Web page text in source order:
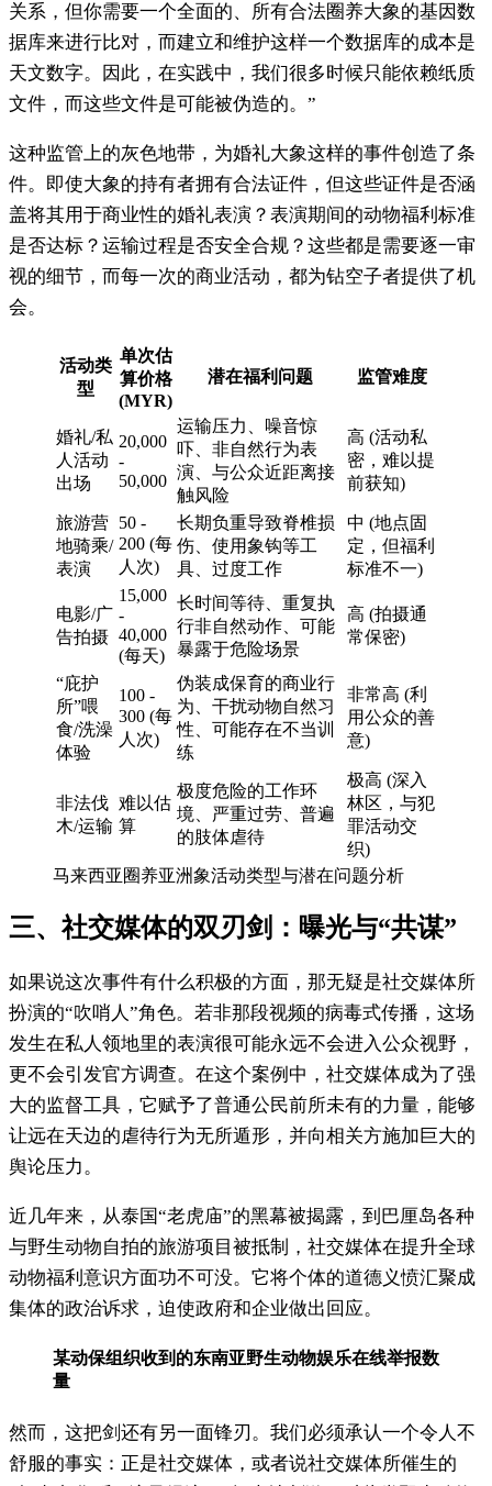
关系，但你需要一个全面的、所有合法圈养大象的基因数
据库来进行比对，而建立和维护这样一个数据库的成本是
天文数字。因此，在实践中，我们很多时候只能依赖纸质
文件，而这些文件是可能被伪造的。”
这种监管上的灰色地带，为婚礼大象这样的事件创造了条
件。即使大象的持有者拥有合法证件，但这些证件是否涵
盖将其用于商业性的婚礼表演？表演期间的动物福利标准
是否达标？运输过程是否安全合规？这些都是需要逐一审
视的细节，而每一次的商业活动，都为钻空子者提供了机
会。
活动类
型
单次估
算价格
(MYR)
潜在福利问题 监管难度
婚礼/私
人活动
出场
20,000
-
50,000
运输压力、噪音惊
吓、非自然行为表
演、与公众近距离接
触风险
高 (活动私
密，难以提
前获知)
旅游营
地骑乘/
表演
50 -
200 (每
人次)
长期负重导致脊椎损
伤、使用象钩等工
具、过度工作
中 (地点固
定，但福利
标准不一)
电影/广
告拍摄
15,000
-
40,000
(每天)
长时间等待、重复执
行非自然动作、可能
暴露于危险场景
高 (拍摄通
常保密)
“庇护
所”喂
食/洗澡
体验
100 -
300 (每
人次)
伪装成保育的商业行
为、干扰动物自然习
性、可能存在不当训
练
非常高 (利
用公众的善
意)
非法伐
木/运输
难以估
算
极度危险的工作环
境、严重过劳、普遍
的肢体虐待
极高 (深入
林区，与犯
罪活动交
织)
马来西亚圈养亚洲象活动类型与潜在问题分析
三、社交媒体的双刃剑：曝光与“共谋”
如果说这次事件有什么积极的方面，那无疑是社交媒体所
扮演的“吹哨人”角色。若非那段视频的病毒式传播，这场
发生在私人领地里的表演很可能永远不会进入公众视野，
更不会引发官方调查。在这个案例中，社交媒体成为了强
大的监督工具，它赋予了普通公民前所未有的力量，能够
让远在天边的虐待行为无所遁形，并向相关方施加巨大的
舆论压力。
近几年来，从泰国“老虎庙”的黑幕被揭露，到巴厘岛各种
与野生动物自拍的旅游项目被抵制，社交媒体在提升全球
动物福利意识方面功不可没。它将个体的道德义愤汇聚成
集体的政治诉求，迫使政府和企业做出回应。
某动保组织收到的东南亚野生动物娱乐在线举报数
量
然而，这把剑还有另一面锋刃。我们必须承认一个令人不
舒服的事实：正是社交媒体，或者说社交媒体所催生的